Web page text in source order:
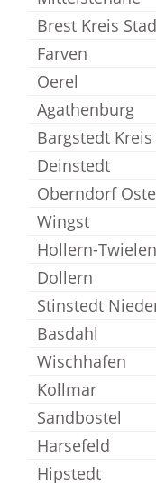
Brest Kreis
Farven
Oerel
Agathenburg
Bargstedt Kreis
Deinstedt
Oberndorf Oste
Wingst
Hollern-
Dollern
Stinstedt
Basdahl
Wischhafen
Kollmar
Sandbostel
Harsefeld
Hipstedt